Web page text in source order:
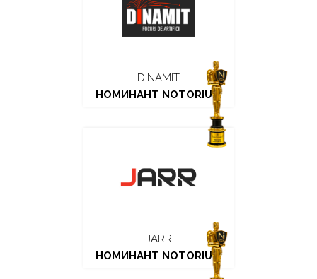
DINAMIT
НОМИНАНТ NOTORIUM
JARR
НОМИНАНТ NOTORIUM